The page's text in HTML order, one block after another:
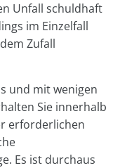
Unfall schuldhaft
im Einzelfall
Zufall
und mit wenigen
Sie innerhalb
erforderlichen
Es ist durchaus